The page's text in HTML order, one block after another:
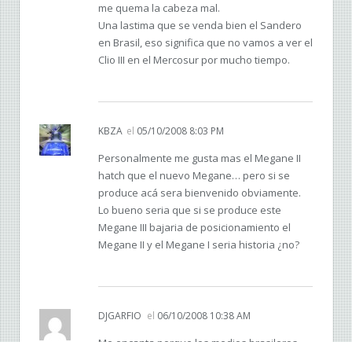
me quema la cabeza mal.
Una lastima que se venda bien el Sandero
en Brasil, eso significa que no vamos a ver el
Clio III en el Mercosur por mucho tiempo.
KBZA el 05/10/2008 8:03 PM
Personalmente me gusta mas el Megane II
hatch que el nuevo Megane… pero si se
produce acá sera bienvenido obviamente.
Lo bueno seria que si se produce este
Megane III bajaria de posicionamiento el
Megane II y el Megane I seria historia ¿no?
DJGARFIO el 06/10/2008 10:38 AM